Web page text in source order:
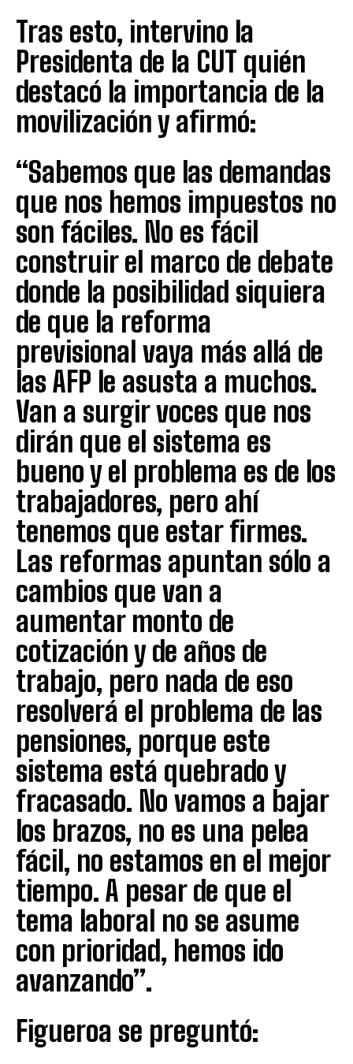
Tras esto, intervino la
Presidenta de la CUT quién
destacó la importancia de la
movilización y afirmó:
“Sabemos que las demandas
que nos hemos impuestos no
son fáciles. No es fácil
construir el marco de debate
donde la posibilidad siquiera
de que la reforma
previsional vaya más allá de
las AFP le asusta a muchos.
Van a surgir voces que nos
dirán que el sistema es
bueno y el problema es de los
trabajadores, pero ahí
tenemos que estar firmes.
Las reformas apuntan sólo a
cambios que van a
aumentar monto de
cotización y de años de
trabajo, pero nada de eso
resolverá el problema de las
pensiones, porque este
sistema está quebrado y
fracasado. No vamos a bajar
los brazos, no es una pelea
fácil, no estamos en el mejor
tiempo. A pesar de que el
tema laboral no se asume
con prioridad, hemos ido
avanzando”.
Figueroa se preguntó: